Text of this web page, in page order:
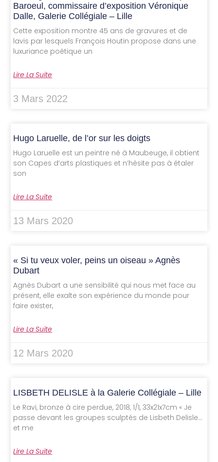
Baroeul, commissaire d’exposition Véronique
Dalle, Galerie Collégiale – Lille
Cette exposition montre 45 ans de gravures et de
lavis par lesquels François Houtin propose dans une
luxuriance poétique un
Lire La Suite
3 Mars 2022
Hugo Laruelle, de l’or sur les doigts
Hugo Laruelle est un peintre né à Maubeuge, il obtient
son Capes d’arts plastiques et n’hésite pas à étaler
son
Lire La Suite
13 Mars 2020
« Si tu veux voler, peins un oiseau » Agnès
Dubart
Agnès Dubart a une sensibilité qui nous met face au
présent, elle exalte son expérience du monde pour
faire exister,
Lire La Suite
12 Mars 2020
LISBETH DELISLE à la Galerie Collégiale – Lille
Le Ravi, bronze à cire perdue, 2018, 1/1, 33x21x7cm « Je
passe devant les groupes sculptés de Lisbeth Delisle…
et me
Lire La Suite